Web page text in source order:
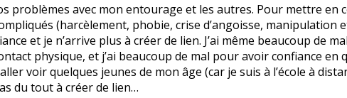
problèmes avec mon entourage et les autres. Pour mettre
(harcèlement, phobie, crise d’angoisse, manipulation
et je n’arrive plus à créer de lien. J’ai même beaucoup de
physique, et j’ai beaucoup de mal pour avoir confiance en
voir quelques jeunes de mon âge (car je suis à l’école à
du tout à créer de lien…